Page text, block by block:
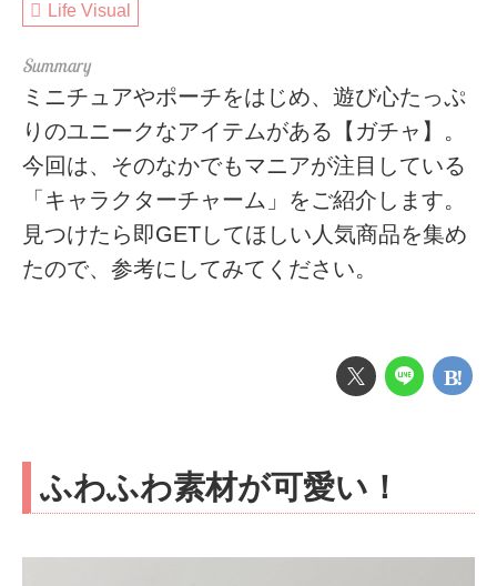
Life Visual
ミニチュアやポーチをはじめ、遊び心たっぷ
りのユニークなアイテムがある【ガチャ】。
今回は、そのなかでもマニアが注目している
「キャラクターチャーム」をご紹介します。
見つけたら即GETしてほしい人気商品を集め
たので、参考にしてみてください。
ふわふわ素材が可愛い！